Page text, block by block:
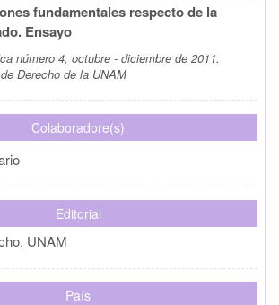
fundamentales respecto de la
Ensayo
número 4, octubre - diciembre de 2011.
Derecho de la UNAM
Colaboradore(s)
Editorial
UNAM
País